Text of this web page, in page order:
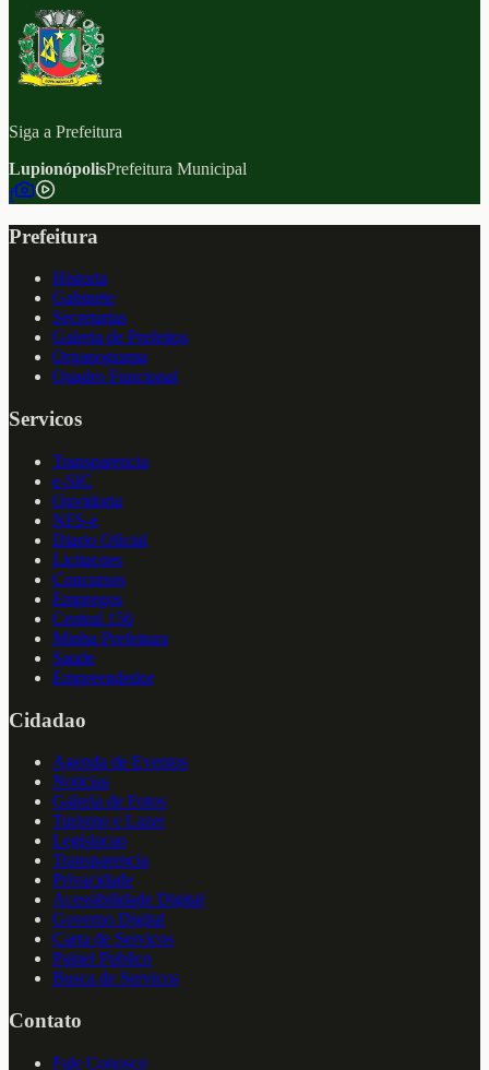
Siga a Prefeitura
LupionópolisPrefeitura Municipal
f
Prefeitura
Historia
Gabinete
Secretarias
Galeria de Prefeitos
Organograma
Quadro Funcional
Servicos
Transparencia
e-SIC
Ouvidoria
NFS-e
Diario Oficial
Licitacoes
Concursos
Empregos
Central 156
Minha Prefeitura
Saude
Empreendedor
Cidadao
Agenda de Eventos
Noticias
Galeria de Fotos
Turismo e Lazer
Legislacao
Transparencia
Privacidade
Acessibilidade Digital
Governo Digital
Carta de Servicos
Painel Publico
Busca de Servicos
Contato
Fale Conosco